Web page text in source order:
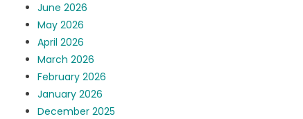
June 2026
May 2026
April 2026
March 2026
February 2026
January 2026
December 2025